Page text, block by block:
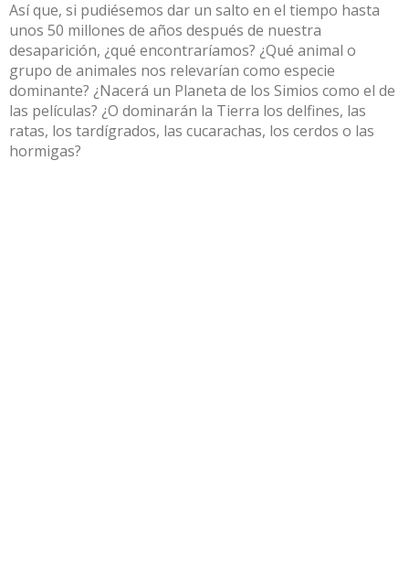
Así que, si pudiésemos dar un salto en el tiempo hasta
unos 50 millones de años después de nuestra
desaparición, ¿qué encontraríamos? ¿Qué animal o
grupo de animales nos relevarían como especie
dominante? ¿Nacerá un Planeta de los Simios como el de
las películas? ¿O dominarán la Tierra los delfines, las
ratas, los tardígrados, las cucarachas, los cerdos o las
hormigas?